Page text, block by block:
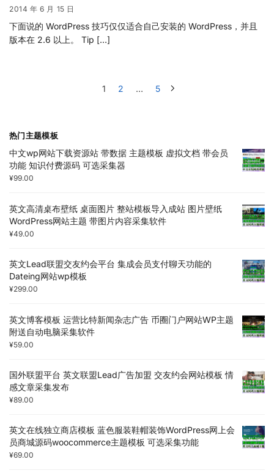
2014 年 6 月 15 日
下面说的 WordPress 技巧仅仅适合自己安装的 WordPress，并且
版本在 2.6 以上。 Tip […]
1 2 … 5
热门主题模板
中文wp网站下载资源站 带数据 主题模板 虚拟文档 带会员
功能 知识付费源码 可选采集器
¥99.00
英文高清桌布壁纸 桌面图片 整站模板导入成站 图片壁纸
WordPress网站主题 带图片内容采集软件
¥49.00
英文Lead联盟交友约会平台 集成会员支付聊天功能的
Dateing网站wp模板
¥299.00
英文博客模板 运营比特新闻杂志广告 币圈门户网站WP主题
附送自动电脑采集软件
¥59.00
国外联盟平台 英文联盟Lead广告加盟 交友约会网站模板 情
感文章采集发布
¥89.00
英文在线独立商店模板 蓝色服装鞋帽装饰WordPress网上会
员商城源码woocommerce主题模板 可选采集功能
¥69.00